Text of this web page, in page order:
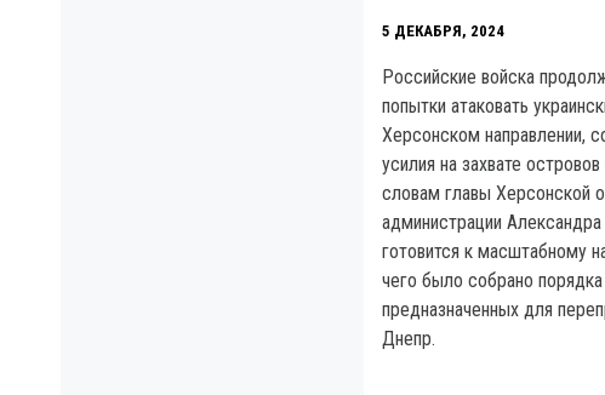
5 ДЕКАБРЯ, 2024
Российские войска
попытки атаковать
Херсонском направлении,
усилия на захвате
словам главы Херсонской
администрации
готовится к масштабному
чего было собрано
предназначенных для
Днепр.